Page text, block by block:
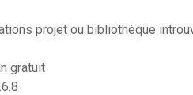
projet ou bibliothèque
gratuit